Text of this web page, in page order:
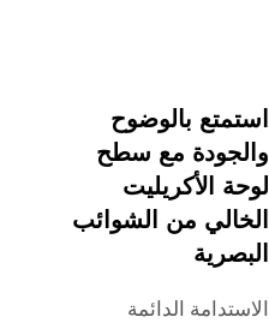
استمتع بالوضوح
والجودة مع سطح
لوحة الأكريليت
الخالي من الشوائب
البصرية
الاستدامة الدائمة